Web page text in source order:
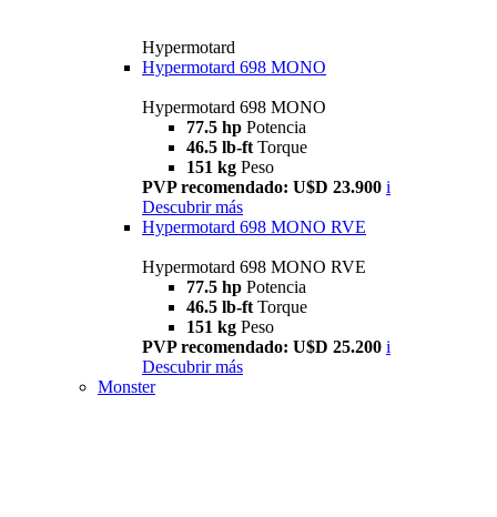
Hypermotard
Hypermotard 698 MONO
Hypermotard 698 MONO
77.5 hp Potencia
46.5 lb-ft Torque
151 kg Peso
PVP recomendado: U$D 23.900 i
Descubrir más
Hypermotard 698 MONO RVE
Hypermotard 698 MONO RVE
77.5 hp Potencia
46.5 lb-ft Torque
151 kg Peso
PVP recomendado: U$D 25.200 i
Descubrir más
Monster